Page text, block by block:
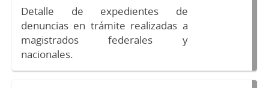
Detalle de expedientes de
denuncias en trámite realizadas a
magistrados federales y
nacionales.